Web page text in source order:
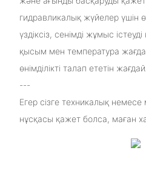
гидравликалық жүйелер үшін
үздіксіз, сенімді жұмыс
қысым мен температура
өнімділікті талап ететін
---
Егер сізге техникалық
нұсқасы қажет болса, маған